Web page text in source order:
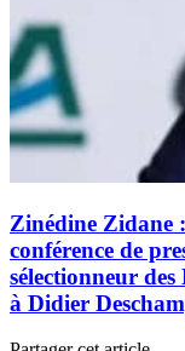
Zinédine Zidane
conférence de
sélectionneur
à Didier